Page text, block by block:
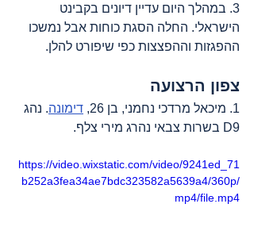
3. במהלך היום עדיין דיונים בקבינט
הישראלי. החלה הסגת כוחות אבל נמשכו
ההפגזות וההפצצות כפי שיפורט להלן.
צפון הרצועה
1. מיכאל מרדכי נחמני, בן 26, דימונה. נהג
D9 בשרות צבאי נהרג מירי צלף.
https://video.wixstatic.com/video/9241ed_71
b252a3fea34ae7bdc323582a5639a4/360p/
mp4/file.mp4